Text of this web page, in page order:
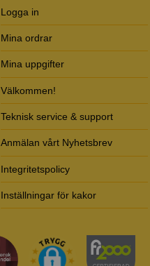
Logga in
Mina ordrar
Mina uppgifter
Välkommen!
Teknisk service & support
Anmälan vårt Nyhetsbrev
Integritetspolicy
Inställningar för kakor